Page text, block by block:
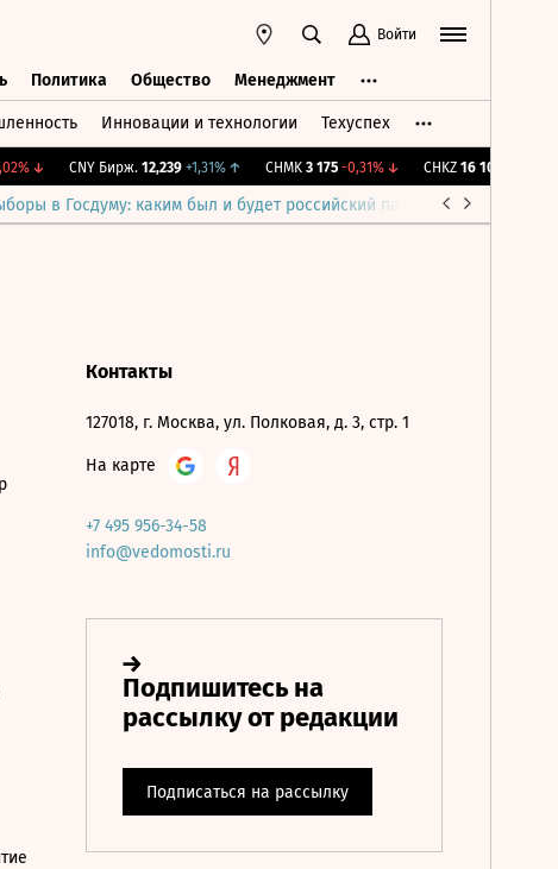
Войти
Политика Общество Менеджмент
Инновации и технологии Техуспех
↓ CNY Бирж. 12,239 +1,31%↑ CHMK 3 175 -0,31%↓ CHKZ 16 100
в Госдуму: каким был и будет российский парламент
Контакты
127018, г. Москва, ул. Полковая, д. 3, стр. 1
На карте
+7 495 956-34-58
info@vedomosti.ru